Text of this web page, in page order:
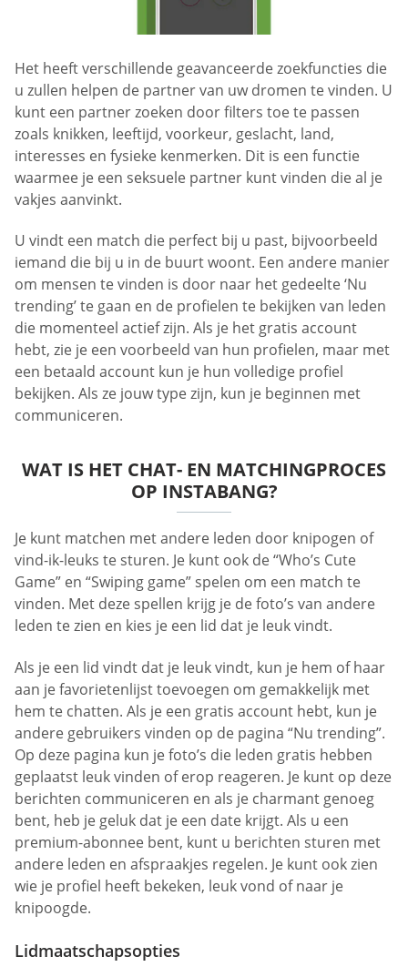
Het heeft verschillende geavanceerde zoekfuncties die
u zullen helpen de partner van uw dromen te vinden. U
kunt een partner zoeken door filters toe te passen
zoals knikken, leeftijd, voorkeur, geslacht, land,
interesses en fysieke kenmerken. Dit is een functie
waarmee je een seksuele partner kunt vinden die al je
vakjes aanvinkt.
U vindt een match die perfect bij u past, bijvoorbeeld
iemand die bij u in de buurt woont. Een andere manier
om mensen te vinden is door naar het gedeelte ‘Nu
trending’ te gaan en de profielen te bekijken van leden
die momenteel actief zijn. Als je het gratis account
hebt, zie je een voorbeeld van hun profielen, maar met
een betaald account kun je hun volledige profiel
bekijken. Als ze jouw type zijn, kun je beginnen met
communiceren.
WAT IS HET CHAT- EN MATCHINGPROCES
OP INSTABANG?
Je kunt matchen met andere leden door knipogen of
vind-ik-leuks te sturen. Je kunt ook de “Who’s Cute
Game” en “Swiping game” spelen om een match te
vinden. Met deze spellen krijg je de foto’s van andere
leden te zien en kies je een lid dat je leuk vindt.
Als je een lid vindt dat je leuk vindt, kun je hem of haar
aan je favorietenlijst toevoegen om gemakkelijk met
hem te chatten. Als je een gratis account hebt, kun je
andere gebruikers vinden op de pagina “Nu trending”.
Op deze pagina kun je foto’s die leden gratis hebben
geplaatst leuk vinden of erop reageren. Je kunt op deze
berichten communiceren en als je charmant genoeg
bent, heb je geluk dat je een date krijgt. Als u een
premium-abonnee bent, kunt u berichten sturen met
andere leden en afspraakjes regelen. Je kunt ook zien
wie je profiel heeft bekeken, leuk vond of naar je
knipoogde.
Lidmaatschapsopties